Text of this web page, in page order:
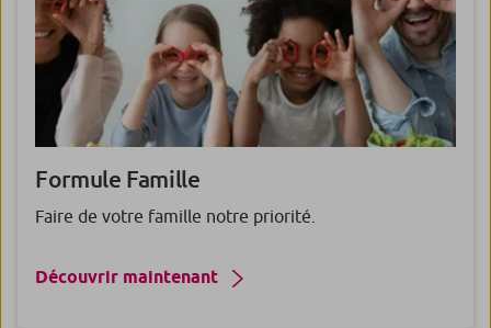
Formule Famille
Faire de votre famille notre priorité.
Découvrir maintenant